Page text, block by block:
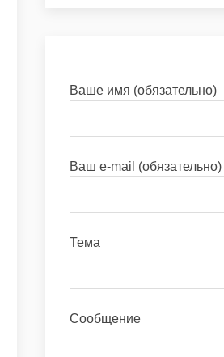
Ваше имя (обязательно)
Ваш e-mail (обязательно)
Тема
Сообщение